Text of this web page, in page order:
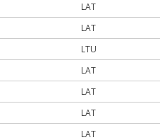
LAT
LAT
LTU
LAT
LAT
LAT
LAT